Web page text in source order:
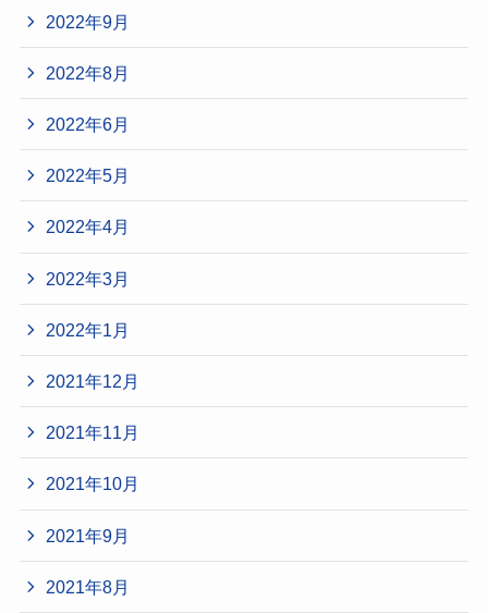
2022年9月
2022年8月
2022年6月
2022年5月
2022年4月
2022年3月
2022年1月
2021年12月
2021年11月
2021年10月
2021年9月
2021年8月